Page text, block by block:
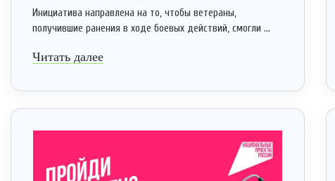
Инициатива направлена на то, чтобы ветераны,
получившие ранения в ходе боевых действий, смогли ...
Читать далее